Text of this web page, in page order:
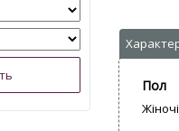
Пол
Жіночі